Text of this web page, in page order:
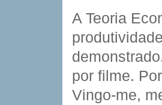
A Teoria
por filme.
Vingo-me,